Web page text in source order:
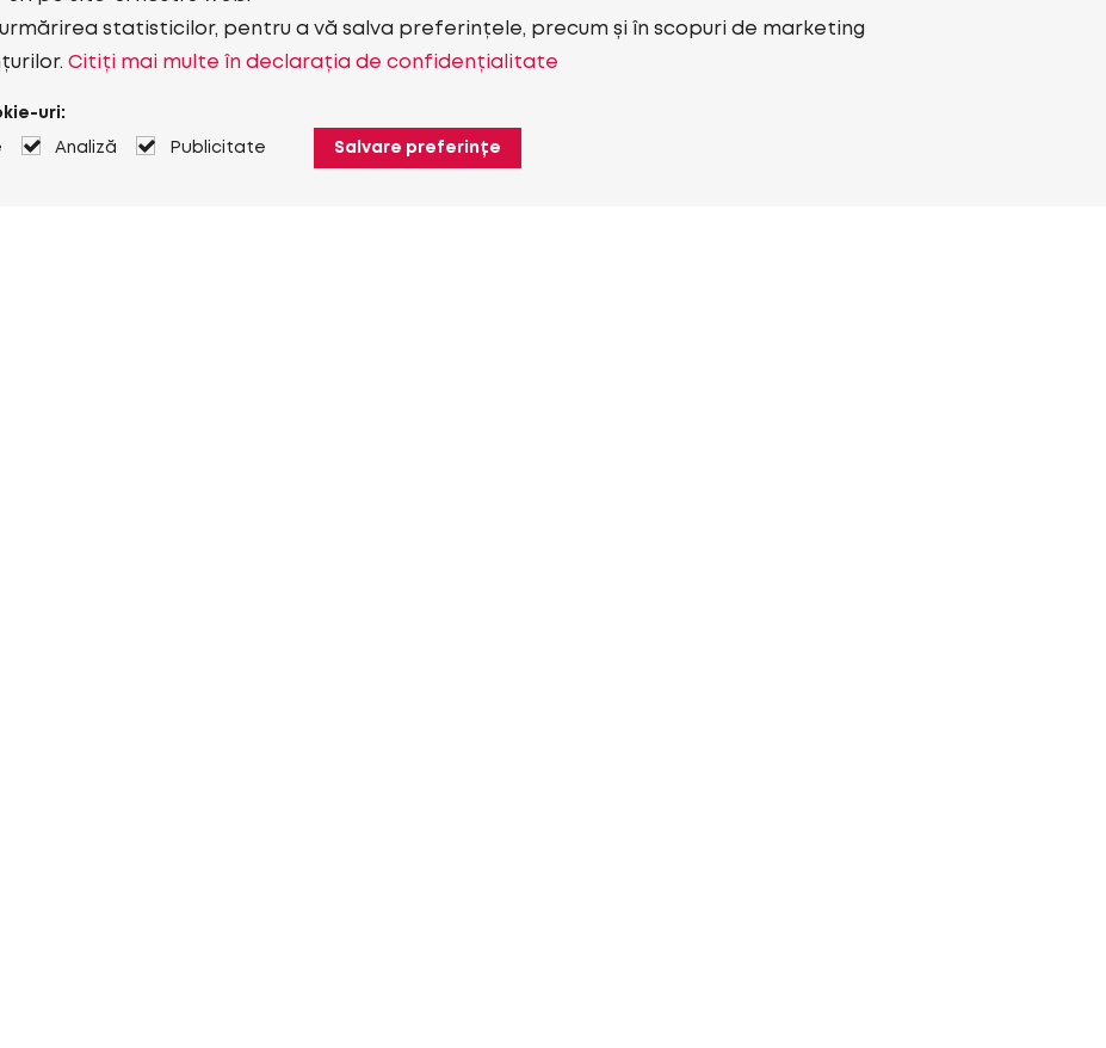
statisticilor, pentru a vă salva preferințele, precum și în scopuri de marketing
Citiți mai multe în declarația de confidențialitate
uri:
Analiză Publicitate Salvare preferințe